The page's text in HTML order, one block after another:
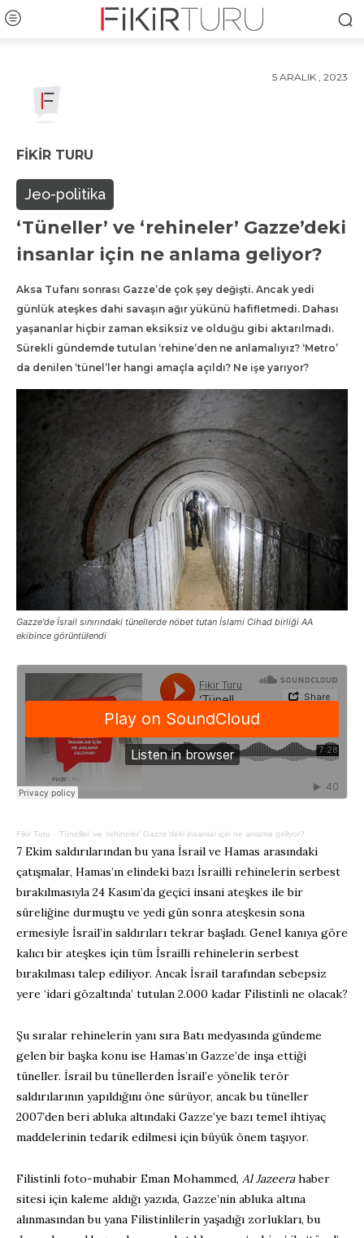
5 ARALIK , 2023
FIKIR TURU
Jeo-politika
‘Tüneller’ ve ‘rehineler’ Gazze’deki
insanlar için ne anlama geliyor?
Aksa Tufanı sonrası Gazze’de çok şey değişti. Ancak yedi
günlük ateşkes dahi savaşın ağır yükünü hafifletmedi. Dahası
yaşananlar hiçbir zaman eksiksiz ve olduğu gibi aktarılmadı.
Sürekli gündemde tutulan ‘rehine’den ne anlamalıyız? ‘Metro’
da denilen ‘tünel’ler hangi amaçla açıldı? Ne işe yarıyor?
Gazze'de İsrail sınırındaki tünellerde nöbet tutan İslami Cihad birliği AA
ekibince görüntülendi
Fikir Turu · ‘Tüneller’ ve ‘rehineler’ Gazze’deki insanlar için ne anlama geliyor?
7 Ekim saldırılarından bu yana İsrail ve Hamas arasındaki
çatışmalar, Hamas’ın elindeki bazı İsrailli rehinelerin serbest
bırakılmasıyla 24 Kasım’da geçici insani ateşkes ile bir
süreliğine durmuştu ve yedi gün sonra ateşkesin sona
ermesiyle İsrail’in saldırıları tekrar başladı. Genel kanıya göre
kalıcı bir ateşkes için tüm İsrailli rehinelerin serbest
bırakılması talep ediliyor. Ancak İsrail tarafından sebepsiz
yere ‘idari gözaltında’ tutulan 2.000 kadar Filistinli ne olacak?
Şu sıralar rehinelerin yanı sıra Batı medyasında gündeme
gelen bir başka konu ise Hamas’ın Gazze’de inşa ettiği
tüneller. İsrail bu tünellerden İsrail’e yönelik terör
saldırılarının yapıldığını öne sürüyor, ancak bu tüneller
2007’den beri abluka altındaki Gazze’ye bazı temel ihtiyaç
maddelerinin tedarik edilmesi için büyük önem taşıyor.
Filistinli foto-muhabir Eman Mohammed, Al Jazeerahaber
sitesi için kaleme aldığı yazıda, Gazze’nin abluka altına
alınmasından bu yana Filistinlilerin yaşadığı zorlukları, bu